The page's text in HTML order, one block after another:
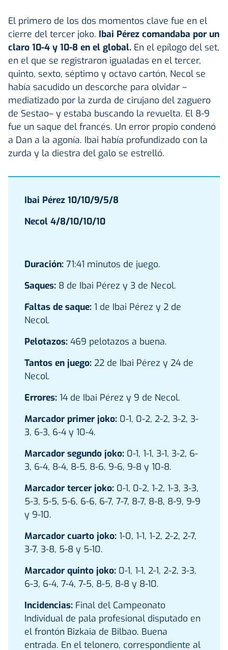
El primero de los dos momentos clave fue en el
cierre del tercer joko. Ibai Pérez comandaba por un
claro 10-4 y 10-8 en el global. En el epílogo del set,
en el que se registraron igualadas en el tercer,
quinto, sexto, séptimo y octavo cartón, Necol se
había sacudido un descorche para olvidar –
mediatizado por la zurda de cirujano del zaguero
de Sestao– y estaba buscando la revuelta. El 8-9
fue un saque del francés. Un error propio condenó
a Dan a la agonía. Ibai había profundizado con la
zurda y la diestra del galo se estrelló.
Ibai Pérez 10/10/9/5/8
Necol 4/8/10/10/10
Duración: 71:41 minutos de juego.
Saques: 8 de Ibai Pérez y 3 de Necol.
Faltas de saque: 1 de Ibai Pérez y 2 de
Necol.
Pelotazos: 469 pelotazos a buena.
Tantos en juego: 22 de Ibai Pérez y 24 de
Necol.
Errores: 14 de Ibai Pérez y 9 de Necol.
Marcador primer joko: 0-1, 0-2, 2-2, 3-2, 3-
3, 6-3, 6-4 y 10-4.
Marcador segundo joko: 0-1, 1-1, 3-1, 3-2, 6-
3, 6-4, 8-4, 8-5, 8-6, 9-6, 9-8 y 10-8.
Marcador tercer joko: 0-1, 0-2, 1-2, 1-3, 3-3,
5-3, 5-5, 5-6, 6-6, 6-7, 7-7, 8-7, 8-8, 8-9, 9-9
y 9-10.
Marcador cuarto joko: 1-0, 1-1, 1-2, 2-2, 2-7,
3-7, 3-8, 5-8 y 5-10.
Marcador quinto joko: 0-1, 1-1, 2-1, 2-2, 3-3,
6-3, 6-4, 7-4, 7-5, 8-5, 8-8 y 8-10.
Incidencias: Final del Campeonato
Individual de pala profesional disputado en
el frontón Bizkaia de Bilbao. Buena
entrada. En el telonero, correspondiente al